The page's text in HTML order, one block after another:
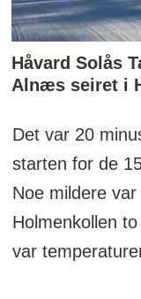
Håvard Solås
Alnæs seiret i
Det var 20
starten for de
Noe mildere
Holmenkollen
var